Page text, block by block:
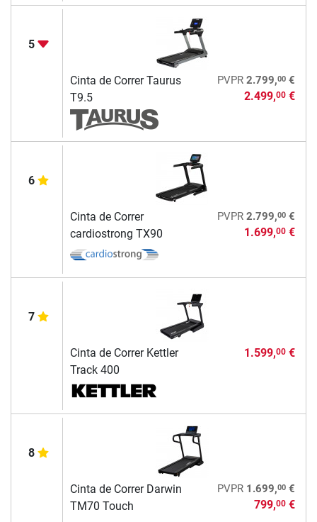
5
Cinta de Correr Taurus
T9.5
PVPR 2.799,00€
2.499,00€
6
Cinta de Correr
cardiostrong TX90
PVPR 2.799,00€
1.699,00€
7
Cinta de Correr Kettler
Track 400
1.599,00€
8
Cinta de Correr Darwin
TM70 Touch
PVPR 1.699,00€
799,00€